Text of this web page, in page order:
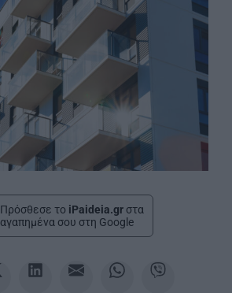
Πρόσθεσε το iPaideia.gr στα
αγαπημένα σου στη Google